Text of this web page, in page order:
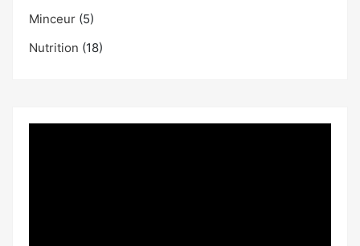
Minceur (5)
Nutrition (18)